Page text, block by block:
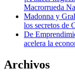
Macrorrueda
Madonna y
los secretos de
De
acelera la
Archivos